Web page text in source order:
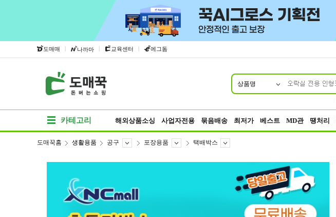
도매매 | 나까마 | 교육센터 | 에그돔
상품명
카테고리 해외상품소싱 사업자전용 묶음배송 최저가 베스트 MD관 땡처리
도매꾹홈 생활용품 공구 포장용품 택배박스